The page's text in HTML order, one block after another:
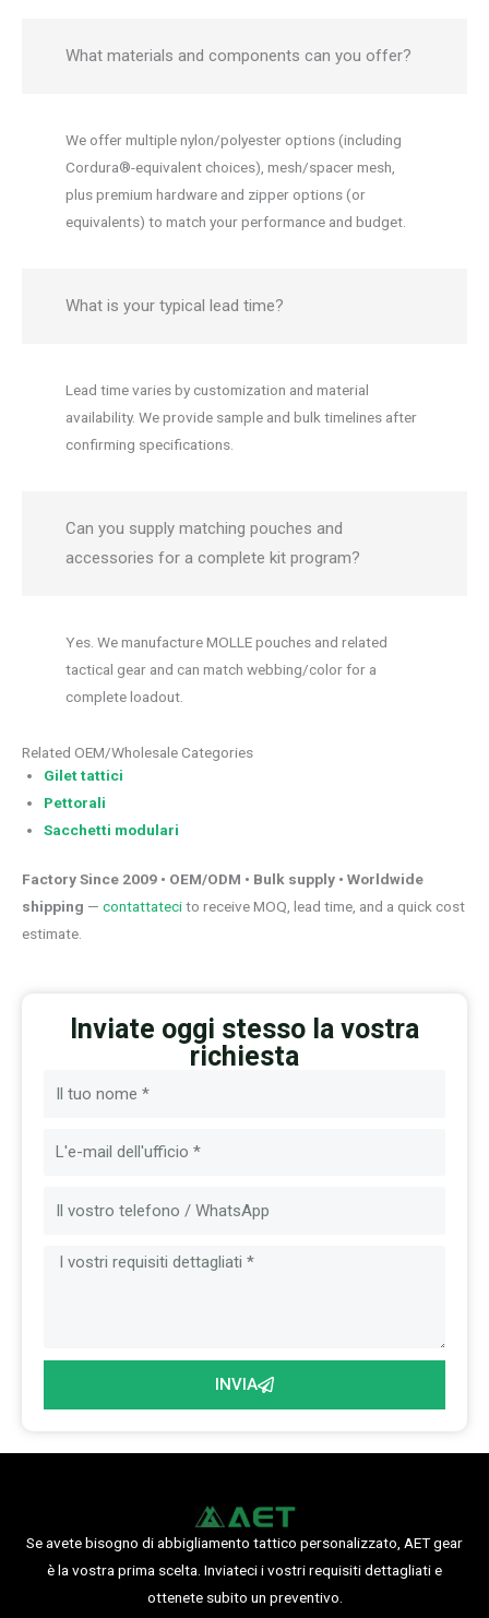
What materials and components can you offer?
We offer multiple nylon/polyester options (including
Cordura®-equivalent choices), mesh/spacer mesh,
plus premium hardware and zipper options (or
equivalents) to match your performance and budget.
What is your typical lead time?
Lead time varies by customization and material
availability. We provide sample and bulk timelines after
confirming specifications.
Can you supply matching pouches and
accessories for a complete kit program?
Yes. We manufacture MOLLE pouches and related
tactical gear and can match webbing/color for a
complete loadout.
Related OEM/Wholesale Categories
Gilet tattici
Pettorali
Sacchetti modulari
Factory Since 2009 • OEM/ODM • Bulk supply • Worldwide
shipping — contattatecito receive MOQ, lead time, and a quick cost
estimate.
Inviate oggi stesso la vostra
richiesta
g
INVIA
Se avete bisogno di abbigliamento tattico personalizzato, AET gear
è la vostra prima scelta. Inviateci i vostri requisiti dettagliati e
ottenete subito un preventivo.